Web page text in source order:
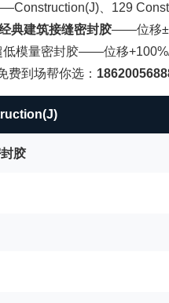
、129
典建筑接缝密封胶——位移
低模量密封胶——位移
到场帮你选：
胶